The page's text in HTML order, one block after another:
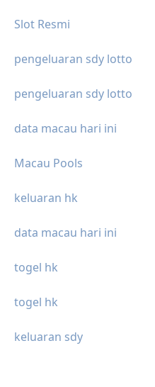
Slot Resmi
pengeluaran sdy lotto
pengeluaran sdy lotto
data macau hari ini
Macau Pools
keluaran hk
data macau hari ini
togel hk
togel hk
keluaran sdy